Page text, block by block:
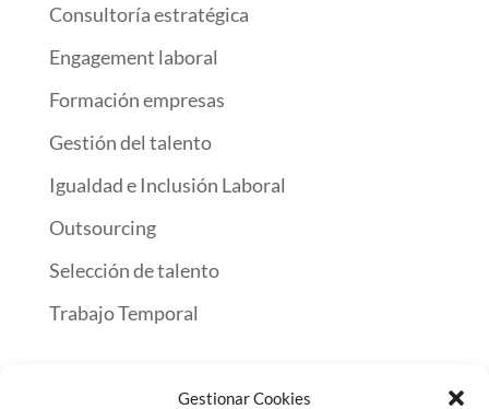
Gestionar Cookies
Consultoría estratégica
Engagement laboral
Formación empresas
Gestión del talento
Igualdad e Inclusión Laboral
Outsourcing
Selección de talento
Trabajo Temporal